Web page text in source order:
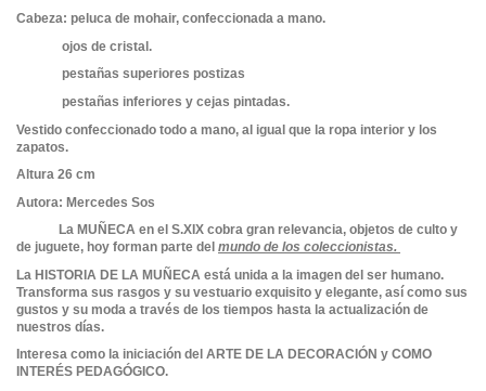
Cabeza: peluca de mohair, confeccionada a mano.
ojos de cristal.
pestañas superiores postizas
pestañas inferiores y cejas pintadas.
Vestido confeccionado todo a mano, al igual que la ropa interior y los
zapatos.
Altura 26 cm
Autora: Mercedes Sos
La MUÑECA en el S.XIX cobra gran relevancia, objetos de culto y
de juguete, hoy forman parte del mundo de los coleccionistas.
La HISTORIA DE LA MUÑECA está unida a la imagen del ser humano.
Transforma sus rasgos y su vestuario exquisito y elegante, así como sus
gustos y su moda a través de los tiempos hasta la actualización de
nuestros días.
Interesa como la iniciación del ARTE DE LA DECORACIÓN y COMO
INTERÉS PEDAGÓGICO.